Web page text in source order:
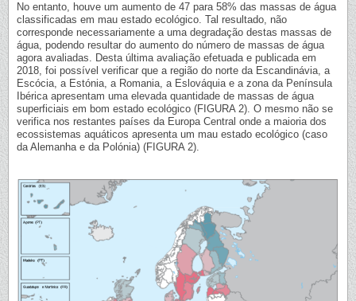
No entanto, houve um aumento de 47 para 58% das massas de água
classificadas em mau estado ecológico. Tal resultado, não
corresponde necessariamente a uma degradação destas massas de
água, podendo resultar do aumento do número de massas de água
agora avaliadas. Desta última avaliação efetuada e publicada em
2018, foi possível verificar que a região do norte da Escandinávia, a
Escócia, a Estónia, a Romania, a Eslováquia e a zona da Península
Ibérica apresentam uma elevada quantidade de massas de água
superficiais em bom estado ecológico (FIGURA 2). O mesmo não se
verifica nos restantes países da Europa Central onde a maioria dos
ecossistemas aquáticos apresenta um mau estado ecológico (caso
da Alemanha e da Polónia) (FIGURA 2).